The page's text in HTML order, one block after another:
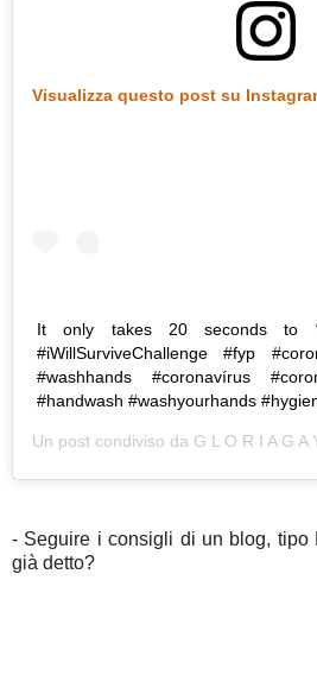
Visualizza questo post su
It only takes 20 seconds to
#iWillSurviveChallenge #fyp
#washhands #coronavírus
#handwash #washyourhands
Un post condiviso da G L O R I A G A
- Seguire i consigli di un blog, tipo
già detto?